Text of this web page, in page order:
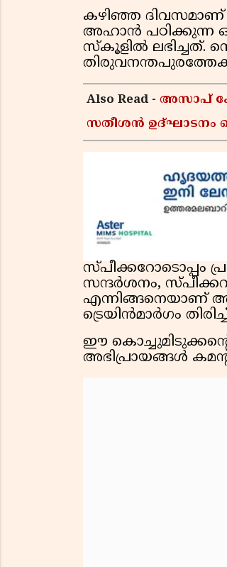
കഴിഞ്ഞ
അഹാൻ പഠിക്കുന്ന
സ്കൂളിൽ ലഭിച്ചത്.
Also Read - അസാപ്
സതീശൻ ഉദ്ഘാടനം
സ്പീക്കറോടൊപ്പം
സന്ദർശനം,
എന്നിങ്ങനെയാണ്
ട്രെയിൻമാർഗം
ഈ കൊച്ചുമിടുക്കൻ്റെ
അഭിപ്രായങ്ങൾ